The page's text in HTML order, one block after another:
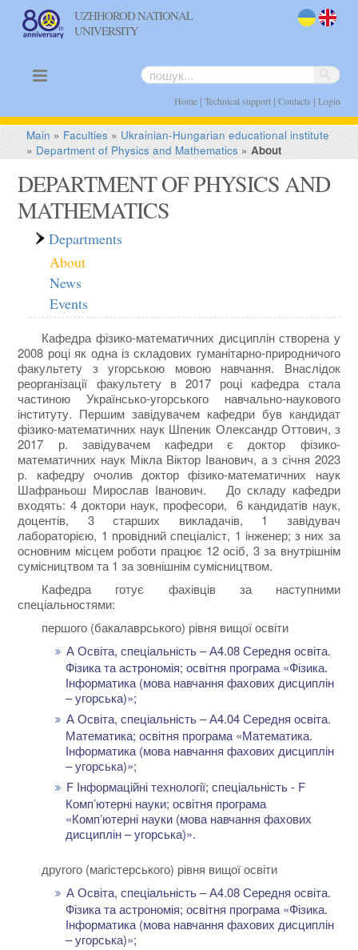
UZHHOROD NATIONAL
UNIVERSITY
Home| Technical support| Contacts | Login
Main » Faculties » Ukrainian-Hungarian educational institute
» Department of Physics and Mathematics »About
DEPARTMENT OF PHYSICS AND
MATHEMATICS
Departments
About
News
Events
Кафедра фізико-математичних дисциплін створена у
2008 році як одна із складових гуманітарно-природничого
факультету з угорською мовою навчання. Внаслідок
реорганізації факультету в 2017 році кафедра стала
частиною Українсько-угорського навчально-наукового
інституту. Першим завідувачем кафедри був кандидат
фізико-математичних наук Шпеник Олександр Оттович, з
2017 р. завідувачем кафедри є доктор фізико-
математичних наук Мікла Віктор Іванович, а з січня 2023
р. кафедру очолив доктор фізико-математичних наук
Шафраньош Мирослав Іванович. До складу кафедри
входять: 4 доктори наук, професори, 6 кандидатів наук,
доцентів, 3 старших викладачів, 1 завідувач
лабораторією, 1 провідний спеціаліст, 1 інженер; з них за
основним місцем роботи працює 12 осіб, 3 за внутрішнім
сумісництвом та 1 за зовнішнім сумісництвом.
Кафедра готує фахівців за наступними
спеціальностями:
першого (бакалаврського) рівня вищої освіти
А Освіта, спеціальність – А4.08 Середня освіта.
Фізика та астрономія; освітня програма «Фізика.
Інформатика (мова навчання фахових дисциплін
– угорська)»;
А Освіта, спеціальність – А4.04 Середня освіта.
Математика; освітня програма «Математика.
Інформатика (мова навчання фахових дисциплін
– угорська)»;
F Інформаційні технології; спеціальність - F
Комп’ютерні науки; освітня програма
«Комп’ютерні науки (мова навчання фахових
дисциплін – угорська)».
другого (магістерського) рівня вищої освіти
А Освіта, спеціальність – А4.08 Середня освіта.
Фізика та астрономія; освітня програма «Фізика.
Інформатика (мова навчання фахових дисциплін
– угорська)»;